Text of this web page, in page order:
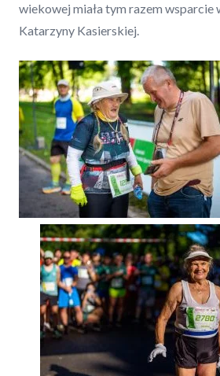
wiekowej miała tym razem wsparcie
Katarzyny Kasierskiej.